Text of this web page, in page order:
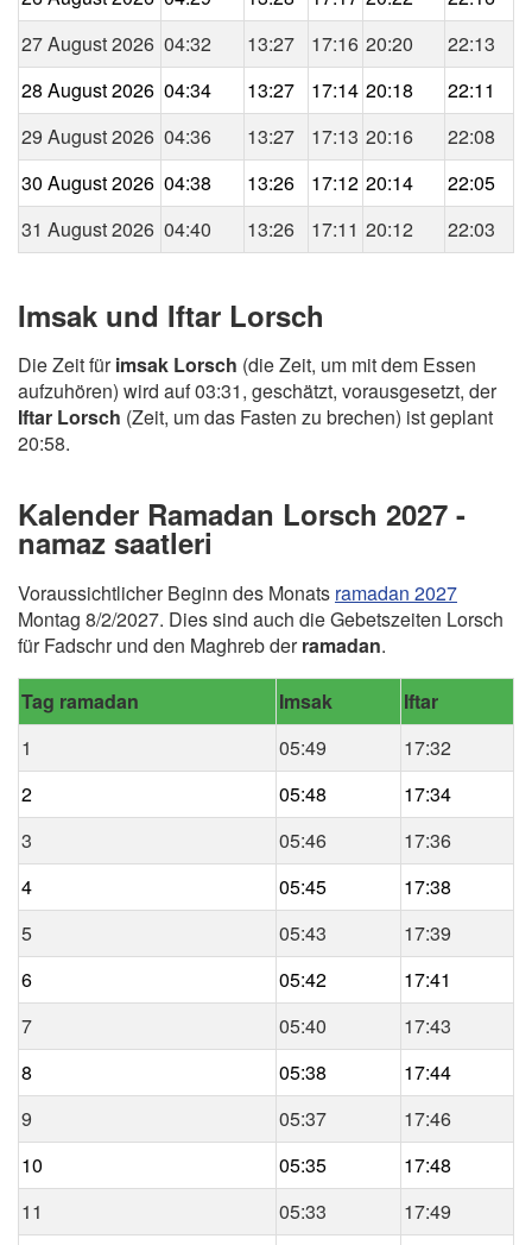
27 August 2026 04:32 13:27 17:16 20:20
22:13
28 August 2026 04:34 13:27 17:14 20:18
22:11
29 August 2026 04:36 13:27 17:13 20:16
22:08
30 August 2026 04:38 13:26 17:12 20:14
22:05
31 August 2026 04:40 13:26 17:11 20:12 22:03
Imsak und Iftar Lorsch
Die Zeit fürimsak Lorsch (die Zeit, um mit dem Essen
aufzuhören) wird auf 03:31, geschätzt, vorausgesetzt, der
Iftar Lorsch (Zeit, um das Fasten zu brechen) ist geplant
20:58.
Kalender Ramadan Lorsch 2027 -
namaz saatleri
Voraussichtlicher Beginn des Monats ramadan 2027
Montag 8/2/2027. Dies sind auch die Gebetszeiten Lorsch
für Fadschr und den Maghreb derramadan.
Tag ramadan Imsak
Iftar
1
05:49
17:32
2
05:48
17:34
3
05:46
17:36
4
05:45
17:38
5
05:43
17:39
6
05:42
17:41
7
05:40
17:43
8
05:38
17:44
9
05:37
17:46
10
05:35
17:48
11
05:33
17:49